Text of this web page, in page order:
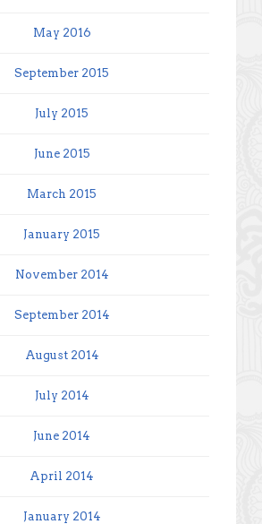
May 2016
September 2015
July 2015
June 2015
March 2015
January 2015
November 2014
September 2014
August 2014
July 2014
June 2014
April 2014
January 2014